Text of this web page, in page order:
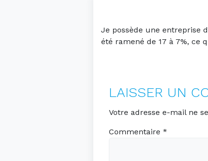
Je possède une entreprise
été ramené de 17 à 7%, ce
LAISSER UN
Votre adresse e-mail ne
Commentaire *